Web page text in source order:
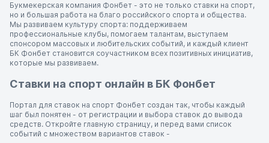
Букмекерская компания Фонбет - это не только ставки на спорт,
но и большая работа на благо российского спорта и общества.
Мы развиваем культуру спорта: поддерживаем
профессиональные клубы, помогаем талантам, выступаем
спонсором массовых и любительских событий, и каждый клиент
БК Фонбет становится соучастником всех позитивных инициатив,
которые мы развиваем.
Ставки на спорт онлайн в БК Фонбет
Портал для ставок на спорт Фонбет создан так, чтобы каждый
шаг был понятен - от регистрации и выбора ставок до вывода
средств. Откройте главную страницу, и перед вами список
событий с множеством вариантов ставок -